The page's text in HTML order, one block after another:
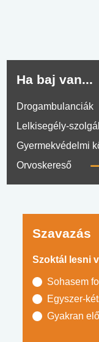
Ha baj van...
Drogambulanciák
Lelkisegély-
Gyermekvédelmi
Orvoskereső
Szavazás
Szoktál lesni
Sohasem
Egyszer-
Gyakran